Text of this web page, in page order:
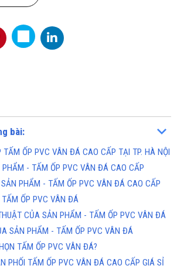
bài:
TẤM ỐP PVC VÂN ĐÁ CAO CẤP TẠI TP. HÀ NỘI
PHẨM - TẤM ỐP PVC VÂN ĐÁ CAO CẤP
PHẨM - TẤM ỐP PVC VÂN ĐÁ CAO CẤP
ỐP PVC VÂN ĐÁ
CỦA SẢN PHẨM - TẤM ỐP PVC VÂN ĐÁ
SẢN PHẨM - TẤM ỐP PVC VÂN ĐÁ
TẤM ỐP PVC VÂN ĐÁ?
PHỐI TẤM ỐP PVC VÂN ĐÁ CAO CẤP GIÁ SỈ